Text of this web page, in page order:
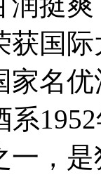
获国
名优
1952
一，